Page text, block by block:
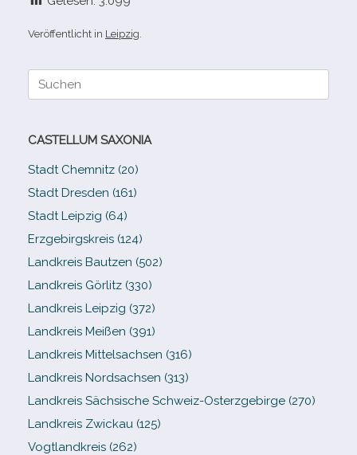
Veröffentlicht in Leipzig
Suche
CASTELLUM SAXONIA
Stadt Chemnitz (20)
Stadt Dresden (161)
Stadt Leipzig (64)
Erzgebirgskreis (124)
Landkreis Bautzen (502)
Landkreis Görlitz (330)
Landkreis Leipzig (372)
Landkreis Meißen (391)
Landkreis Mittelsachsen (316)
Landkreis Nordsachsen (313)
Landkreis Sächsische Schweiz-​Osterzgebirge (270)
Landkreis Zwickau (125)
Vogtlandkreis (262)